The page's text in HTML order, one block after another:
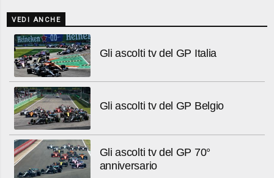
VEDI ANCHE
Gli ascolti tv del GP Italia
Gli ascolti tv del GP Belgio
Gli ascolti tv del GP 70°
anniversario